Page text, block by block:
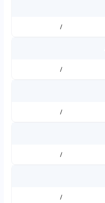
/
/
/
/
/